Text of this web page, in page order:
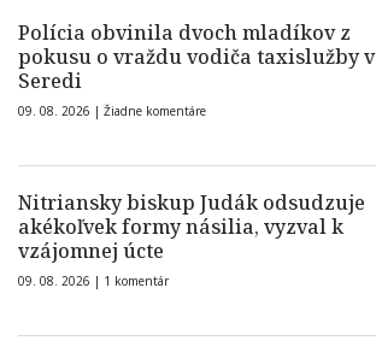
Polícia obvinila dvoch mladíkov z
pokusu o vraždu vodiča taxislužby v
Seredi
09. 08. 2026 | Žiadne komentáre
Nitriansky biskup Judák odsudzuje
akékoľvek formy násilia, vyzval k
vzájomnej úcte
09. 08. 2026 | 1 komentár